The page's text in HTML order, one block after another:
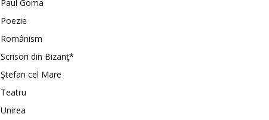
Paul Goma
Poezie
Românism
Scrisori din Bizanţ*
Ştefan cel Mare
Teatru
Unirea